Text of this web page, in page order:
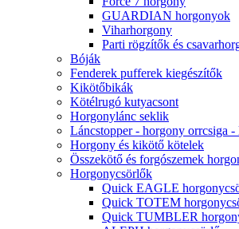
GUARDIAN horgonyok
Viharhorgony
Parti rögzítők és
Bóják
Fenderek pufferek kiegészítők
Kikötőbikák
Kötélrugó kutyacsont
Horgonylánc seklik
Láncstopper - horgony orrcsiga -
Horgony és kikötő kötelek
Összekötő és forgószemek
Horgonycsörlők
Quick EAGLE
Quick TOTEM
Quick TUMBLER